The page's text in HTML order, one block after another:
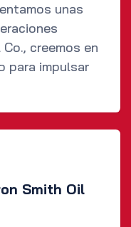
unas
creemos en
para impulsar
Smith Oil